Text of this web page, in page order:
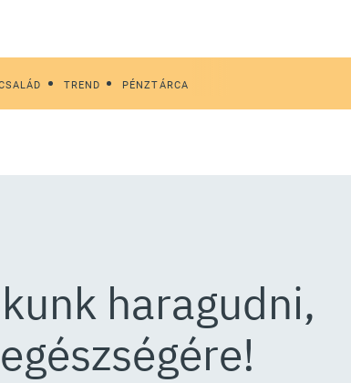
TREND PÉNZTÁRCA
haragudni,